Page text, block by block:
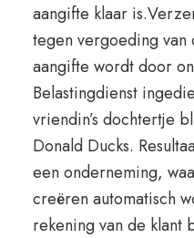
aangifte klaar
tegen vergoeding van
aangifte wordt door
Belastingdienst
vriendin’s dochtertje
Donald Ducks.
een onderneming,
creëren automatisch
rekening van de klant